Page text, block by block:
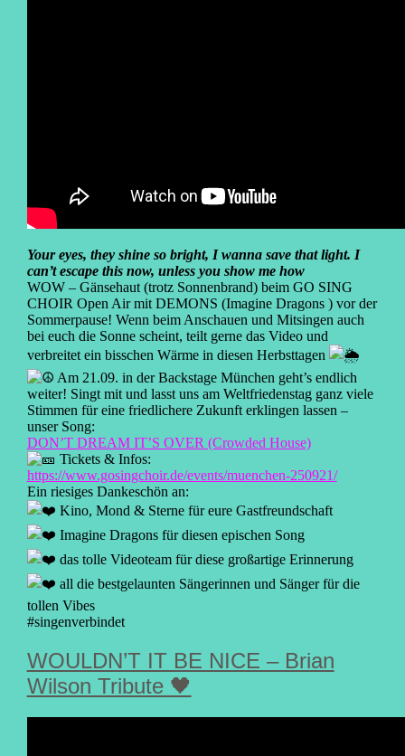
Your eyes, they shine so bright, I wanna save that light. I
can’t escape this now, unless you show me how
WOW – Gänsehaut (trotz Sonnenbrand) beim GO SING
CHOIR Open Air mit DEMONS (Imagine Dragons ) vor der
Sommerpause! Wenn beim Anschauen und Mitsingen auch
bei euch die Sonne scheint, teilt gerne das Video und
verbreitet ein bisschen Wärme in diesen Herbsttagen
Am 21.09. in der Backstage München geht’s endlich
weiter! Singt mit und lasst uns am Weltfriedenstag ganz viele
Stimmen für eine friedlichere Zukunft erklingen lassen –
unser Song:
DON’T DREAM IT’S OVER (Crowded House)
Tickets & Infos:
https://www.gosingchoir.de/events/muenchen-250921/
Ein riesiges Dankeschön an:
Kino, Mond & Sterne für eure Gastfreundschaft
Imagine Dragons für diesen epischen Song
das tolle Videoteam für diese großartige Erinnerung
all die bestgelaunten Sängerinnen und Sänger für die
tollen Vibes
#singenverbindet
WOULDN’T IT BE NICE – Brian
Wilson Tribute 🖤